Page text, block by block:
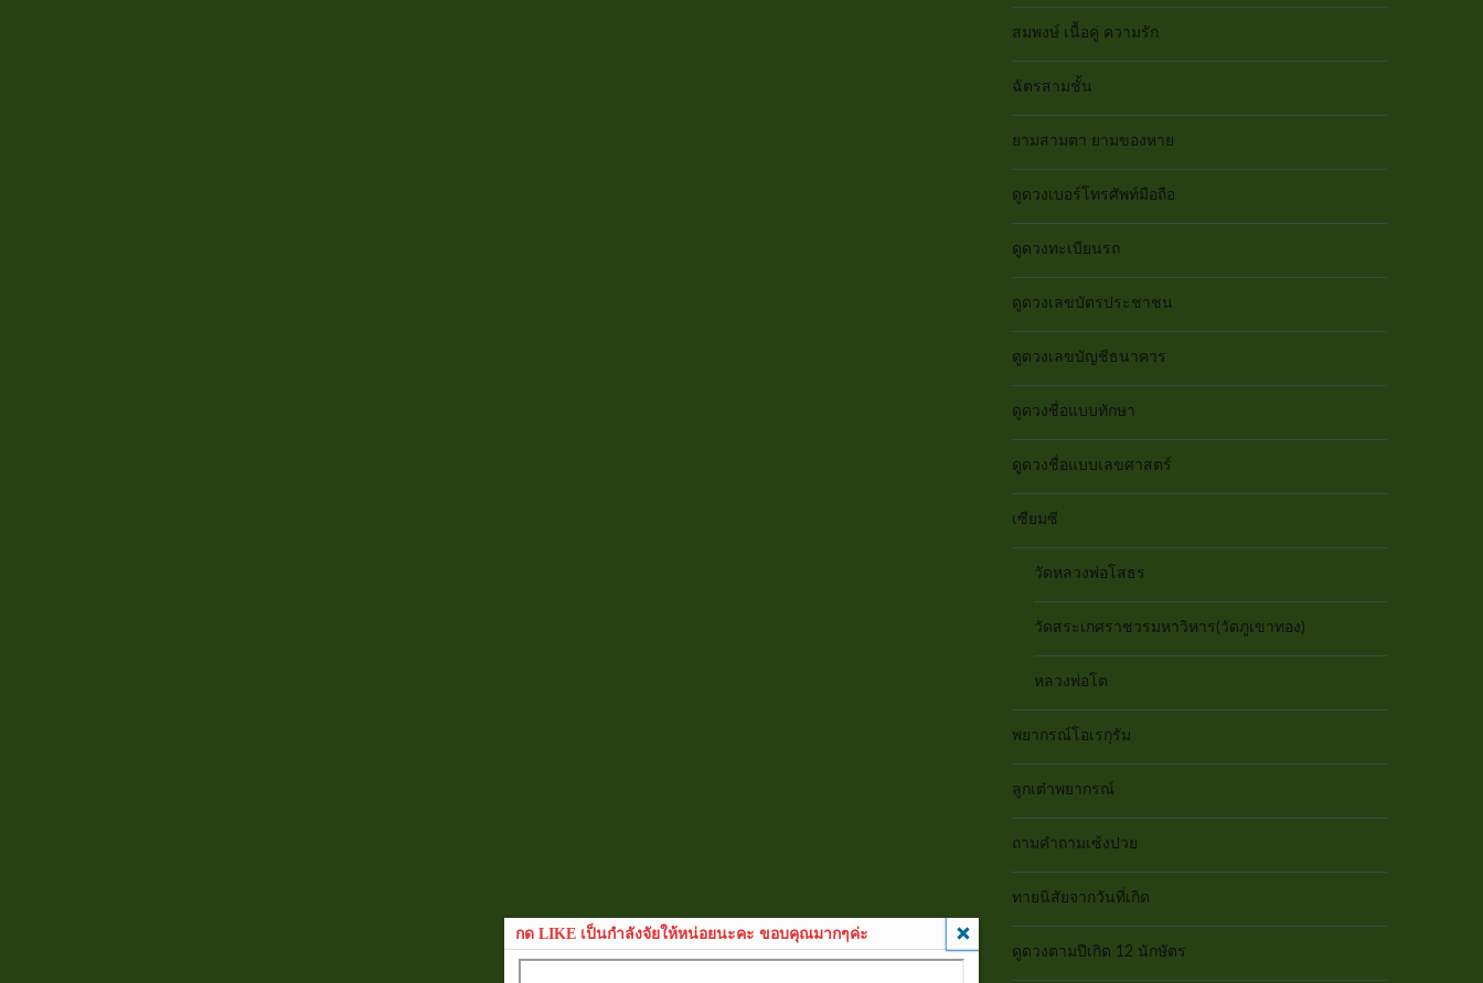
สมพงษ์ เนื้อคู่ ความรัก
ฉัตรสามชั้น
ยามสามตา ยามของหาย
ดูดวงเบอร์โทรศัพท์มือถือ
ดูดวงทะเบียนรถ
ดูดวงเลขบัตรประชาชน
ดูดวงเลขบัญชีธนาคาร
ดูดวงชื่อแบบทักษา
ดูดวงชื่อแบบเลขศาสตร์
เซียมซี
วัดหลวงพ่อโสธร
วัดสระเกศราชวรมหาวิหาร(วัดภูเขาทอง)
หลวงพ่อโต
พยากรณ์โอเรกุรัม
ลูกเต๋าพยากรณ์
ถามคำถามเซ้งปวย
ทายนิสัยจากวันที่เกิด
ดูดวงตามปีเกิด 12 นักษัตร
กด LIKE เป็นกำลังจัยให้หน่อยนะคะ ขอบคุณมากๆค่ะ